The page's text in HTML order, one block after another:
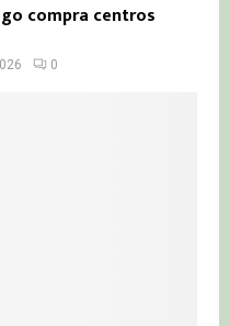
compra centros
0